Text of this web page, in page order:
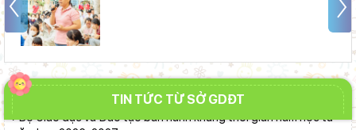
TIN TỨC TỪ SỞ GDĐT
chính sách đối với đội ngũ quản lý, nhân sự hỗ trợ giáo dục khi
sắp xếp cơ sở giáo dục công lập
Đánh giá tình hình triển khai sắp xếp, tổ chức cơ sở giáo dục
công lập tại các địa phương
Khởi đầu định hướng nghề nghiệp
Bộ Giáo dục và Đào tạo ban hành khung thời gian năm học từ